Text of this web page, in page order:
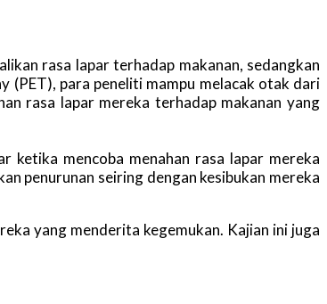
rasa lapar terhadap makanan, sedangkan
(PET), para peneliti mampu melacak otak dari
rasa lapar mereka terhadap makanan yang
ketika mencoba menahan rasa lapar mereka
penurunan seiring dengan kesibukan mereka
yang menderita kegemukan. Kajian ini juga